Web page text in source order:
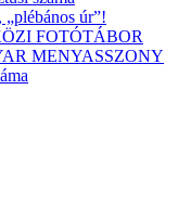
úr”!
FOTÓTÁBOR
MENYASSZONY